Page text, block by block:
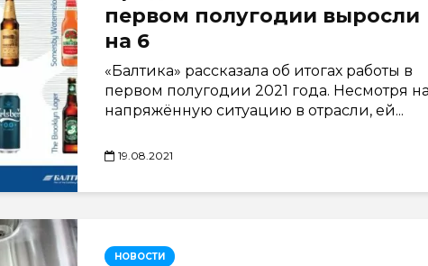
первом полугодии выросли
на 6
«Балтика» рассказала об итогах работы в
первом полугодии 2021 года. Несмотря
напряжённую ситуацию в отрасли, ей...
19.08.2021
НОВОСТИ